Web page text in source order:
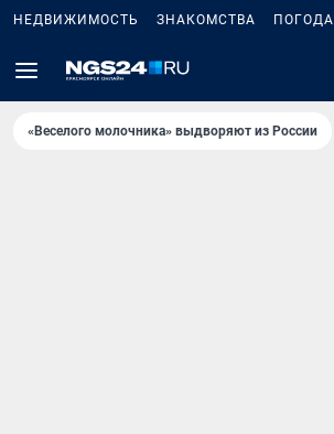
НЕДВИЖИМОСТЬ ЗНАКОМСТВА ПОГОДА
«Веселого молочника» выдворяют из России